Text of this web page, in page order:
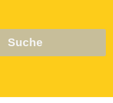
Suche